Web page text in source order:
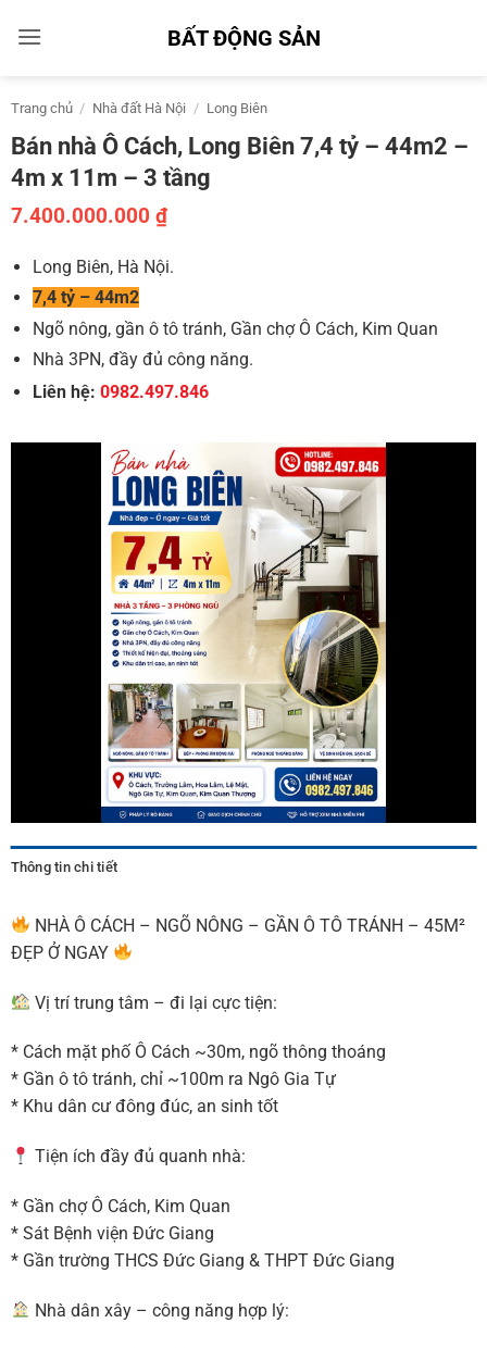
qua
BẤT ĐỘNG SẢN
Trang chủ / Nhà đất Hà Nội / Long Biên
Bán nhà Ô Cách, Long Biên 7,4 tỷ – 44m2 –
4m x 11m – 3 tầng
7.400.000.000 ₫
Long Biên, Hà Nội.
7,4 tỷ – 44m2
Ngõ nông, gần ô tô tránh, Gần chợ Ô Cách, Kim Quan
Nhà 3PN, đầy đủ công năng.
Liên hệ:0982.497.846
Thông tin chi tiết
NHÀ Ô CÁCH – NGÕ NÔNG – GẦN Ô TÔ TRÁNH – 45M²
ĐẸP Ở NGAY
Vị trí trung tâm – đi lại cực tiện:
* Cách mặt phố Ô Cách ~30m, ngõ thông thoáng
* Gần ô tô tránh, chỉ ~100m ra Ngô Gia Tự
* Khu dân cư đông đúc, an sinh tốt
Tiện ích đầy đủ quanh nhà:
* Gần chợ Ô Cách, Kim Quan
* Sát Bệnh viện Đức Giang
* Gần trường THCS Đức Giang & THPT Đức Giang
Nhà dân xây – công năng hợp lý: